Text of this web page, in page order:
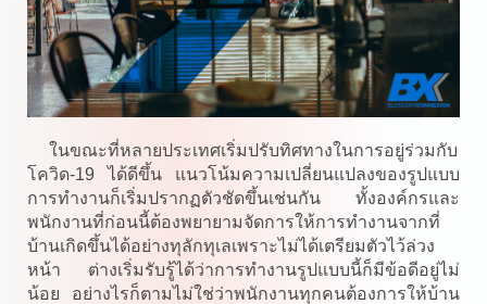
ในขณะที่หลายประเทศเริ่มปรับทิศทางในการอยู่ร่วมกับ
โควิด-19 ได้ดีขึ้น แนวโน้มความเปลี่ยนแปลงของรูปแบบ
การทำงานก็เริ่มปรากฏตัวชัดขึ้นเช่นกัน ทั้งองค์กรและ
พนักงานที่ก่อนนี้ต้องพยายามจัดการให้การทำงานจากที่
บ้านเกิดขึ้นได้อย่างทุลักทุเลเพราะไม่ได้เตรียมตัวไว้ล่วง
หน้า ต่างเริ่มรับรู้ได้ว่าการทำงานรูปแบบนี้ก็มีข้อดีอยู่ไม่
น้อย อย่างไรก็ตามไม่ใช่ว่าพนักงานทุกคนต้องการให้บ้าน